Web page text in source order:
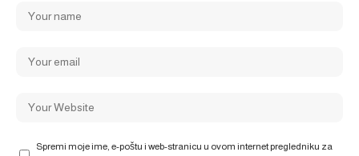
Spremi moje ime, e-poštu i web-stranicu u ovom internet pregledniku za